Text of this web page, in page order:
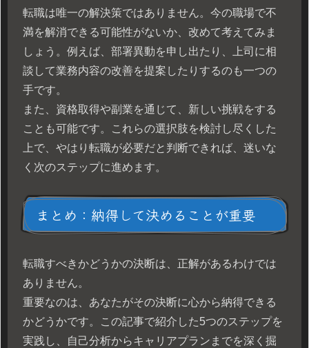
転職は唯一の解決策ではありません。今の職場で不
満を解消できる可能性がないか、改めて考えてみま
しょう。例えば、部署異動を申し出たり、上司に相
談して業務内容の改善を提案したりするのも一つの
手です。
また、資格取得や副業を通じて、新しい挑戦をする
ことも可能です。これらの選択肢を検討し尽くした
上で、やはり転職が必要だと判断できれば、迷いな
く次のステップに進めます。
まとめ：納得して決めることが重要
転職すべきかどうかの決断は、正解があるわけでは
ありません。
重要なのは、あなたがその決断に心から納得できる
かどうかです。この記事で紹介した5つのステップを
実践し、自己分析からキャリアプランまでを深く掘